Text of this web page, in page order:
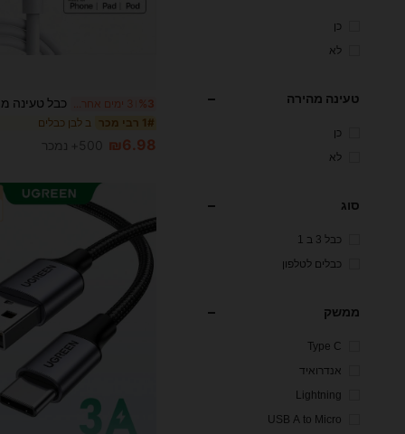
כן
לא
טעינה מהירה
כן
לא
סוג
כבל 3 ב 1
כבלים לטלפון
ממשק
Type C
אנדרואיד
Lightning
USB A to Micro
%3 3 ימים אחרונים
1# רבי מכר ב לבן כבלים
₪6.98 500+ נמכר